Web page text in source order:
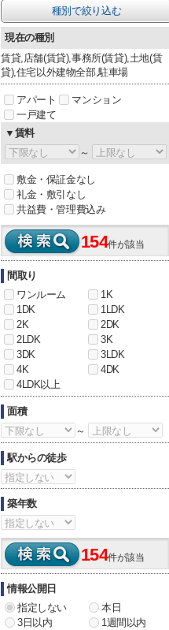
種別で絞り込む
現在の種別
賃貸,店舗(賃貸),事務所(賃貸),土地(賃
貸),住宅以外建物全部,駐車場
アパート
マンション
一戸建て
▼賃料
～
敷金・保証金なし
礼金・敷引なし
共益費・管理費込み
154件が該当
間取り
ワンルーム
1K
1DK
1LDK
2K
2DK
2LDK
3K
3DK
3LDK
4K
4DK
4LDK以上
面積
～
駅からの徒歩
築年数
154件が該当
情報公開日
指定しない
本日
3日以内
1週間以内